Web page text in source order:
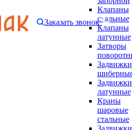
Клапаны
стальные
Клапаны
латунные
Затворы
Задвижки
Задвижки
латунные
Краны
шаровые
стальные
Задвижки
Заказать звонок